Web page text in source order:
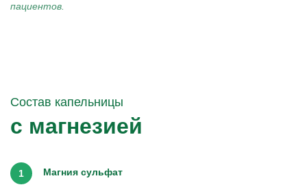
пациентов.
Состав капельницы
с магнезией
Магния сульфат